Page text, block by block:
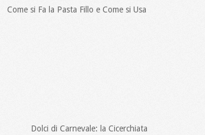
Come si Fa la Pasta Fillo e Come si Usa
Dolci di Carnevale: la Cicerchiata